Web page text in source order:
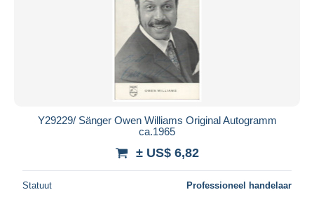
Y29229/ Sänger Owen Williams Original Autogramm
ca.1965
± US$ 6,82
Statuut Professioneel handelaar